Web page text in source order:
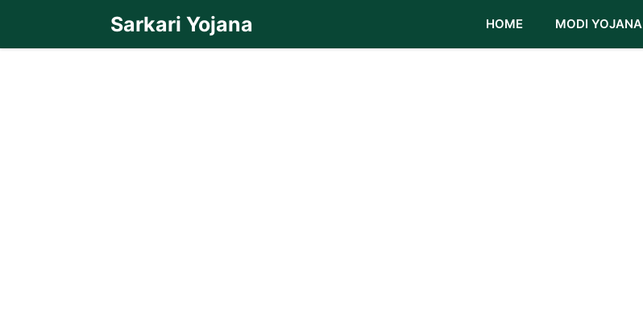
content
Sarkari Yojana HOME MODI YOJANA